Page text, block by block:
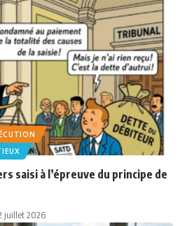
saisi à l’épreuve du principe de
juillet 2026